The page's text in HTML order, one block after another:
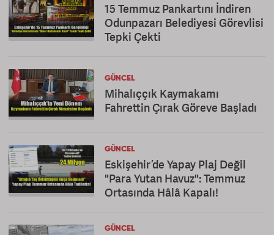
15 Temmuz Pankartını İndiren
Odunpazarı Belediyesi Görevlisi
Tepki Çekti
GÜNCEL
Mihalıççık Kaymakamı
Fahrettin Çırak Göreve Başladı
GÜNCEL
Eskişehir’de Yapay Plaj Değil
"Para Yutan Havuz": Temmuz
Ortasında Hâlâ Kapalı!
GÜNCEL